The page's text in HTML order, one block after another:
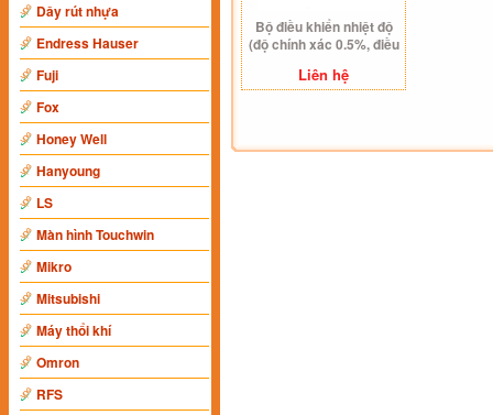
Dây rút nhựa
Endress Hauser
Fuji
Fox
Honey Well
Hanyoung
LS
Màn hình Touchwin
Mikro
Mitsubishi
Máy thổi khí
Omron
RFS
Bộ điều khiển nhiệt độ
(độ chính xác 0.5%, điều
Liên hệ